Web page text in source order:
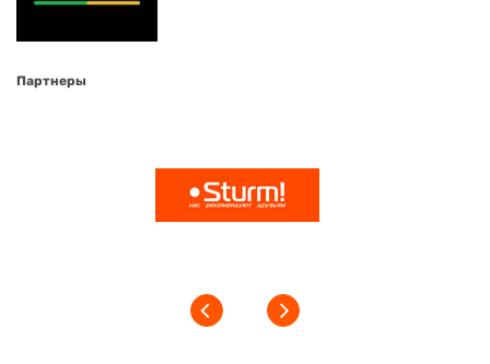
Партнеры